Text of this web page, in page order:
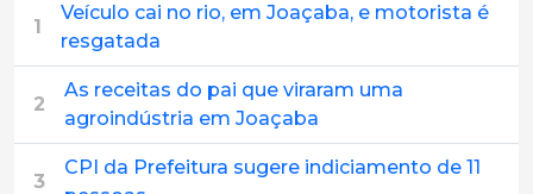
1
Veículo cai no rio, em Joaçaba, e motorista é
resgatada
2
As receitas do pai que viraram uma
agroindústria em Joaçaba
3
CPI da Prefeitura sugere indiciamento de 11